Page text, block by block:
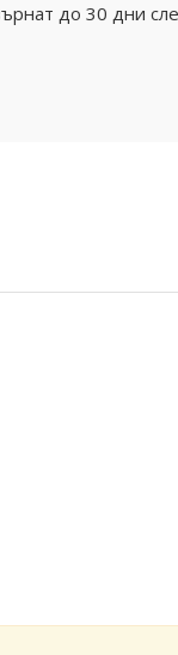
до 30 дни